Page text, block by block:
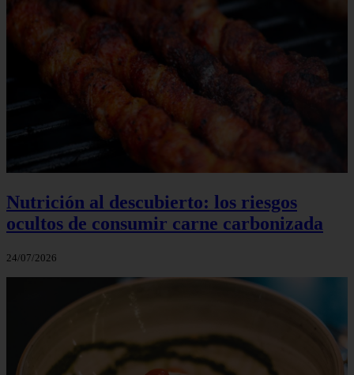
Nutrición al descubierto: los riesgos
ocultos de consumir carne carbonizada
24/07/2026